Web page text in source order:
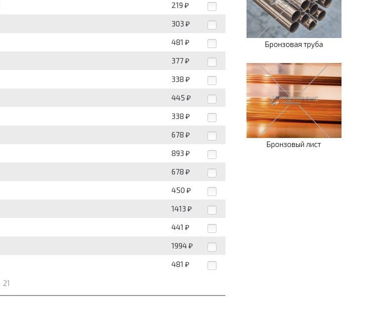
219 ₽
303 ₽
481 ₽
377 ₽
338 ₽
445 ₽
338 ₽
678 ₽
893 ₽
678 ₽
450 ₽
1413 ₽
441 ₽
1994 ₽
481 ₽
21
Бронзовая труба
Бронзовый лист